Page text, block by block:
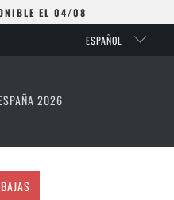
EL 04/08
ESPAÑOL
2026